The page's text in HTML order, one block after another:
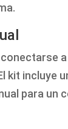
kit incluye
para un